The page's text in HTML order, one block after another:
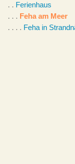
. . Ferienhaus
. . . Feha am Meer
. . . . Feha in